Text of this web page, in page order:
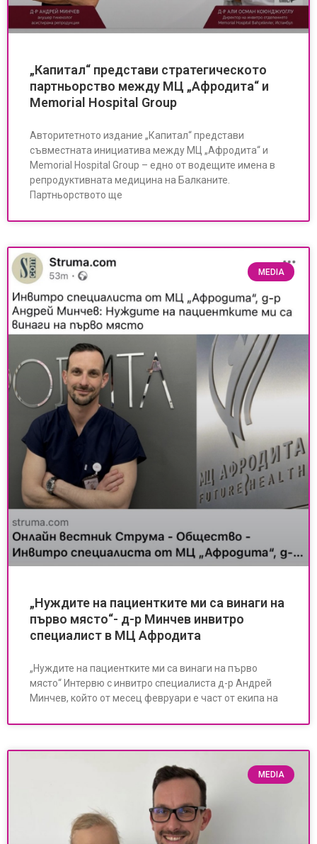
„Капитал“ представи стратегическото
партньорство между МЦ „Афродита“ и
Memorial Hospital Group
Авторитетното издание „Капитал“ представи
съвместната инициатива между МЦ „Афродита“ и
Memorial Hospital Group – едно от водещите имена в
репродуктивната медицина на Балканите.
Партньорството ще
MEDIA
„Нуждите на пациентките ми са винаги на
първо място“- д-р Минчев инвитро
специалист в МЦ Афродита
„Нуждите на пациентките ми са винаги на първо
място“ Интервю с инвитро специалиста д-р Андрей
Минчев, който от месец февруари е част от екипа на
MEDIA